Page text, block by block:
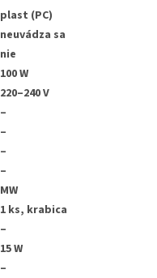
plast (PC)
neuvádza sa
nie
100 W
220–240 V
–
–
–
–
MW
1 ks, krabica
–
15 W
–